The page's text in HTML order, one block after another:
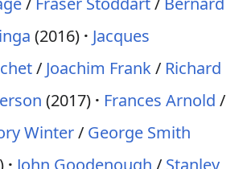
(2016)
Jacques
/ Joachim Frank/ Richard
(2017) Frances Arnold /
Winter/ George Smith
John Goodenough / Stanley